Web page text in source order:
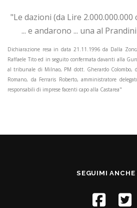
"Le dazioni (da Lire
... e andarono ... una al
Dichiarazione resa in data 21.11.1996 da Dalla
Raffaele Tito ed in seguito confermata davanti alla
al tribunale di Milnao, PM dott. Gherardo Colombo,
Romano, da Ferraris Roberto, amministratore
responsabili di imprese facenti capo alla Castarea"
SEGUIMI ANCHE